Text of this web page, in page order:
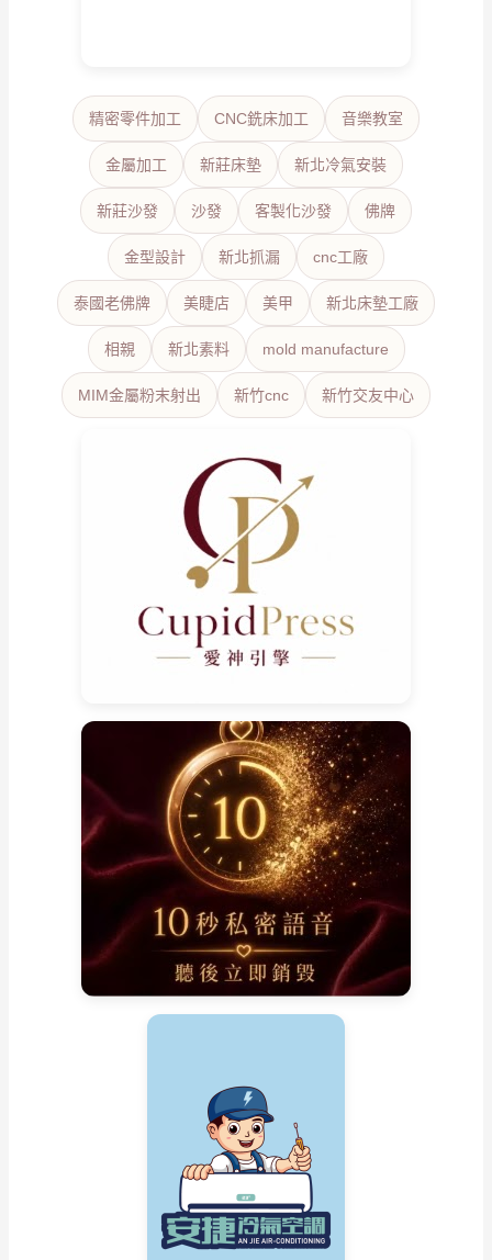
精密零件加工 CNC銑床加工 音樂教室
金屬加工 新莊床墊 新北冷氣安裝
新莊沙發 沙發 客製化沙發 佛牌
金型設計 新北抓漏 cnc工廠
泰國老佛牌 美睫店 美甲 新北床墊工廠
相親 新北素料 mold manufacture
MIM金屬粉末射出 新竹cnc 新竹交友中心